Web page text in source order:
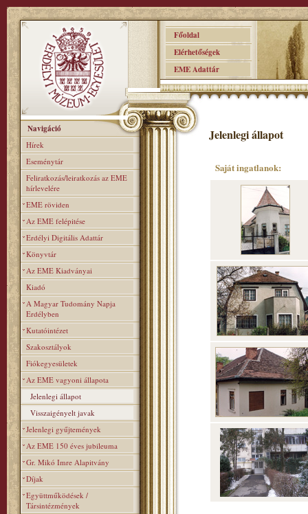
Főoldal
Elérhetőségek
EME Adattár
Navigáció
Hírek
Eseménytár
Feliratkozás/leiratkozás az EME
hírlevelére
EME röviden
Az EME felépitése
Erdélyi Digitális Adattár
Könyvtár
Az EME Kiadványai
Kiadó
A Magyar Tudomány Napja
Erdélyben
Kutatóintézet
Szakosztályok
Fiókegyesületek
Az EME vagyoni állapota
Jelenlegi állapot
Visszaigényelt javak
Jelenlegi gyűjtemények
Az EME 150 éves jubileuma
Gr. Mikó Imre Alapitvány
Díjak
Együttműködések /
Társintézmények
Jelenlegi állapot
Saját ingatlanok: